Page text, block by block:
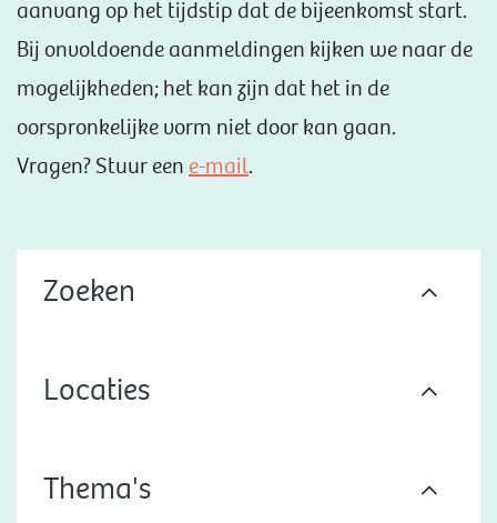
aanvang op het tijdstip dat de bijeenkomst start.
Bij onvoldoende aanmeldingen kijken we naar de
mogelijkheden; het kan zijn dat het in de
oorspronkelijke vorm niet door kan gaan.
Vragen? Stuur een e-mail.
Zoeken
Locaties
Thema's